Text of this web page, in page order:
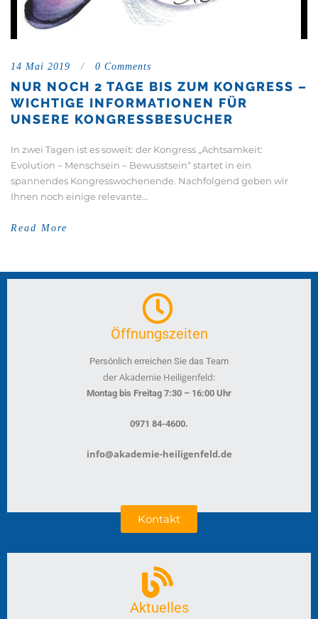
14 Mai 2019 / 0 Comments
NUR NOCH 2 TAGE BIS ZUM KONGRESS –
WICHTIGE INFORMATIONEN FÜR
UNSERE KONGRESSBESUCHER
In zwei Tagen ist es soweit: der Kongress „Achtsamkeit:
Evolution – Menschsein – Bewusstsein“ startet in ein
spannendes Kongresswochenende. Nachfolgend geben wir
Ihnen noch einige relevante...
Read More
Öffnungszeiten
Persönlich erreichen Sie das Team
der Akademie Heiligenfeld:
Montag bis Freitag 7:30 – 16:00 Uhr
0971 84-4600.
info@akademie-heiligenfeld.de
Kontakt
Aktuelles